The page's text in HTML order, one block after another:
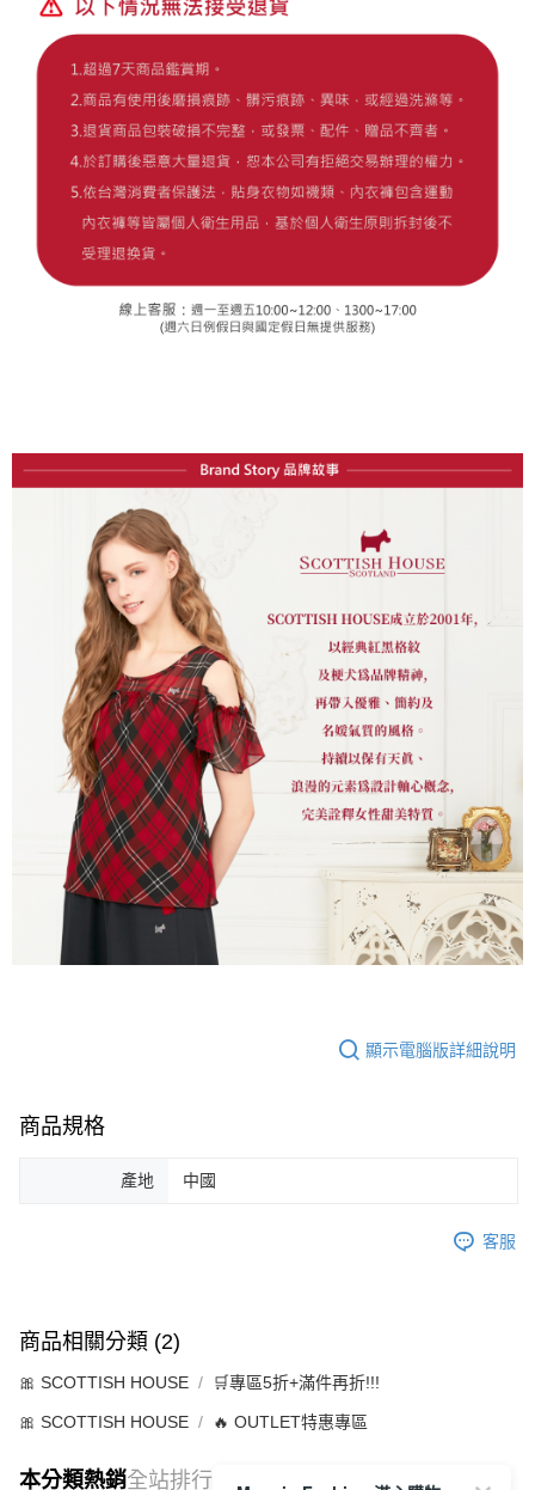
顯示電腦版詳細說明
商品規格
產地 中國
客服
商品相關分類 (2)
🎀 SCOTTISH HOUSE 🛒專區5折+滿件再折!!!
🎀 SCOTTISH HOUSE 🔥 OUTLET特惠專區
本分類熱銷全站排行